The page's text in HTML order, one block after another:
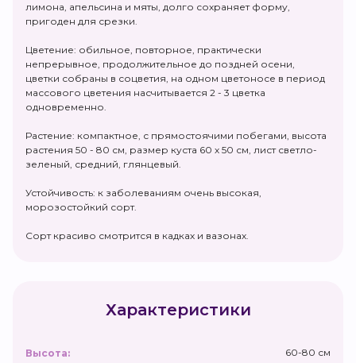
лимона, апельсина и мяты, долго сохраняет форму,
пригоден для срезки.
Цветение: обильное, повторное, практически
непрерывное, продолжительное до поздней осени,
цветки собраны в соцветия, на одном цветоносе в период
массового цветения насчитывается 2 - 3 цветка
одновременно.
Растение: компактное, с прямостоячими побегами, высота
растения 50 - 80 см, размер куста 60 х 50 см, лист светло-
зеленый, средний, глянцевый.
Устойчивость: к заболеваниям очень высокая,
морозостойкий сорт.
Сорт красиво смотрится в кадках и вазонах.
Характеристики
Высота: 60-80 см